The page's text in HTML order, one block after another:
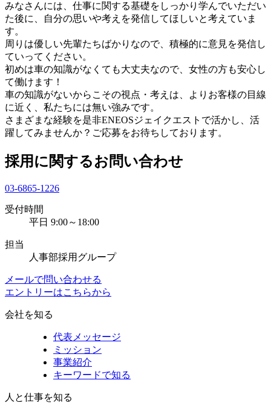
みなさんには、仕事に関する基礎をしっかり学んでいただい
た後に、自分の思いや考えを発信してほしいと考えていま
す。
周りは優しい先輩たちばかりなので、積極的に意見を発信し
ていってください。
初めは車の知識がなくても大丈夫なので、女性の方も安心し
て働けます！
車の知識がないからこその視点・考えは、よりお客様の目線
に近く、私たちには無い強みです。
さまざまな経験を是非ENEOSジェイクエストで活かし、活
躍してみませんか？ご応募をお待ちしております。
採用に関するお問い合わせ
03-6865-1226
受付時間
平日 9:00～18:00
担当
人事部採用グループ
メールで問い合わせる
エントリーはこちらから
会社を知る
代表メッセージ
ミッション
事業紹介
キーワードで知る
人と仕事を知る